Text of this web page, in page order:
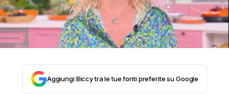
Aggiungi Biccy tra le tue fonti preferite su Google